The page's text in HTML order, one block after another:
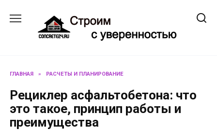
содержанию
ГЛАВНАЯ » РАСЧЕТЫ И ПЛАНИРОВАНИЕ
Рециклер асфальтобетона: что
это такое, принцип работы и
преимущества